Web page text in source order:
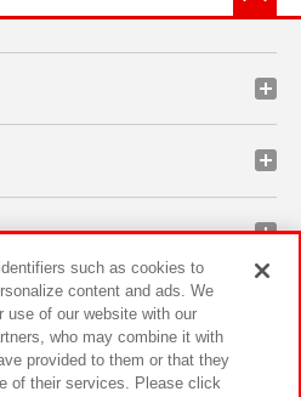
such as cookies to
content and ads. We
use of our website with our
who may combine it with
provided to them or that they
of their services. Please click